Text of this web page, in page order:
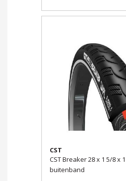
CST
CST Breaker 28 x 1 5/8 x
buitenband